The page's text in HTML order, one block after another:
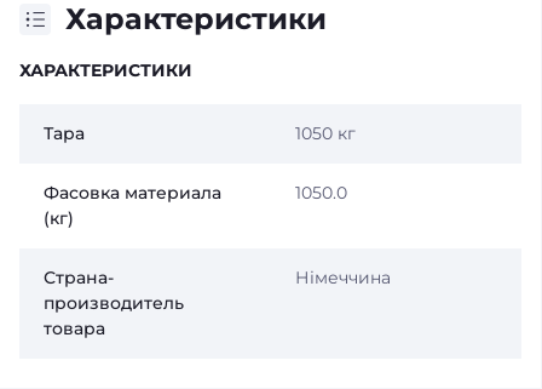
Характеристики
ХАРАКТЕРИСТИКИ
Тара 1050 кг
Фасовка материала
(кг)
1050.0
Страна-
производитель
товара
Німеччина